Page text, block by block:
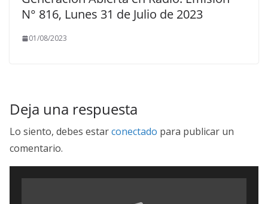
N° 816, Lunes 31 de Julio de 2023
01/08/2023
Deja una respuesta
Lo siento, debes estarconectado para publicar un
comentario.